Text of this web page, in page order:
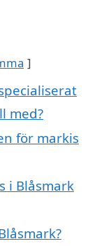
med?
för markis
i Blåsmark